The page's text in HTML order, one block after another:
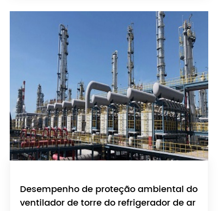
Desempenho de proteção ambiental do
ventilador de torre do refrigerador de ar